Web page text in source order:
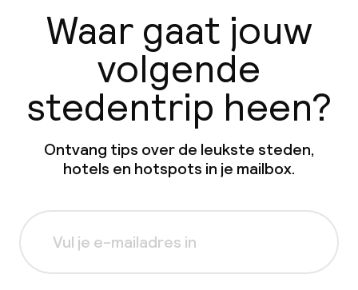
Waar gaat jouw
volgende
stedentrip heen?
Ontvang tips over de leukste steden,
hotels en hotspots in je mailbox.